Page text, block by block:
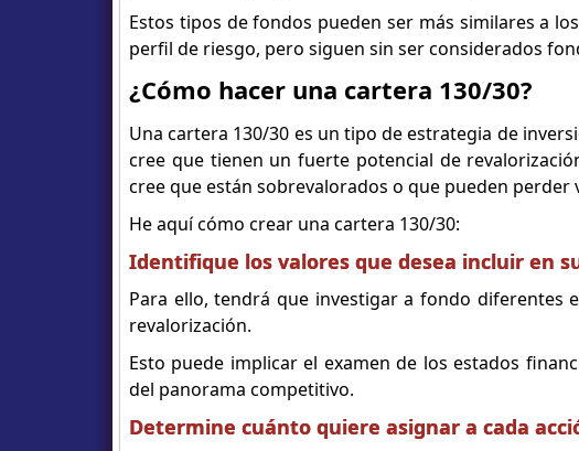
Estos tipos de fondos pueden ser más similares a
perfil de riesgo, pero siguen sin ser considerados
¿Cómo hacer una cartera 130/30?
Una cartera 130/30 es un tipo de estrategia de
cree que tienen un fuerte potencial de
cree que están sobrevalorados o que pueden perder
He aquí cómo crear una cartera 130/30:
Identifique los valores que desea incluir en
Para ello, tendrá que investigar a fondo diferentes
revalorización.
Esto puede implicar el examen de los estados
del panorama competitivo.
Determine cuánto quiere asignar a cada